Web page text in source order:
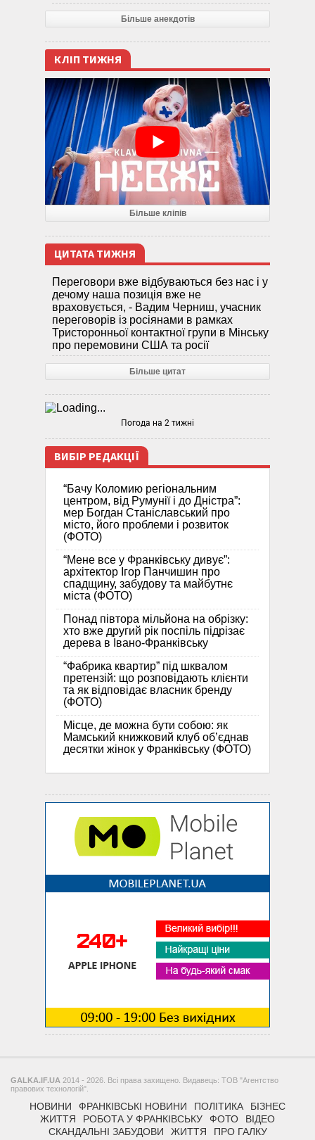
Більше анекдотів
КЛІП ТИЖНЯ
Більше кліпів
ЦИТАТА ТИЖНЯ
Переговори вже відбуваються без нас і у
дечому наша позиція вже не
враховується, - Вадим Черниш, учасник
переговорів із росіянами в рамках
Тристоронньої контактної групи в Мінську
про перемовини США та росії
Більше цитат
Погода на 2 тижні
ВИБІР РЕДАКЦІЇ
“Бачу Коломию регіональним
центром, від Румунії і до Дністра”:
мер Богдан Станіславський про
місто, його проблеми і розвиток
(ФОТО)
“Мене все у Франківську дивує”:
архітектор Ігор Панчишин про
спадщину, забудову та майбутнє
міста (ФОТО)
Понад півтора мільйона на обрізку:
хто вже другий рік поспіль підрізає
дерева в Івано-Франківську
“Фабрика квартир” під шквалом
претензій: що розповідають клієнти
та як відповідає власник бренду
(ФОТО)
Місце, де можна бути собою: як
Мамський книжковий клуб об’єднав
десятки жінок у Франківську (ФОТО)
GALKA.IF.UA 2014 - 2026. Всі права захищено. Видавець: ТОВ "Агентство
правових технологій".
НОВИНИ ФРАНКІВСЬКІ НОВИНИ ПОЛІТИКА
БІЗНЕС
ЖИТТЯ
РОБОТА У ФРАНКІВСЬКУ ФОТО
ВІДЕО
СКАНДАЛЬНІ ЗАБУДОВИ
ЖИТТЯ ПРО ГАЛКУ